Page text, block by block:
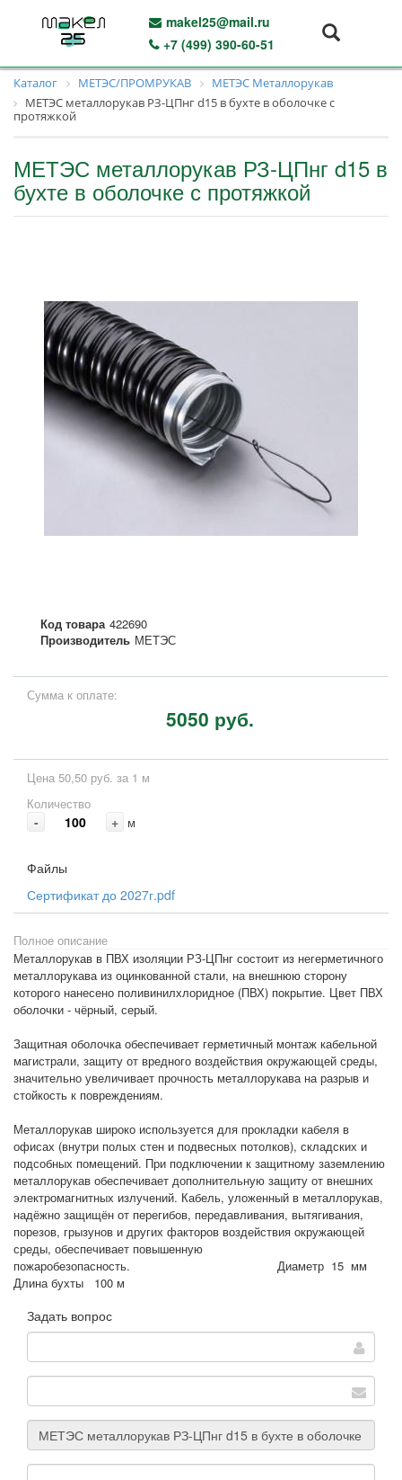
makel25@mail.ru
+7 (499) 390-60-51
Каталог МЕТЭС/ПРОМРУКАВ
МЕТЭС Металлорукав
МЕТЭС металлорукав РЗ-ЦПнг d15 в бухте в оболочке с
протяжкой
МЕТЭС металлорукав РЗ-ЦПнг d15 в
бухте в оболочке с протяжкой
Код товара 422690
Производитель МЕТЭС
Сумма к оплате:
5050 руб.
Цена 50,50 руб. за 1 м
Количество
- + м
Файлы
Сертификат до 2027г.pdf
Полное описание
Металлорукав в ПВХ изоляции РЗ-ЦПнг состоит из негерметичного
металлорукава из оцинкованной стали, на внешнюю сторону
которого нанесено поливинилхлоридное (ПВХ) покрытие. Цвет ПВХ
оболочки - чёрный, серый.
Защитная оболочка обеспечивает герметичный монтаж кабельной
магистрали, защиту от вредного воздействия окружающей среды,
значительно увеличивает прочность металлорукава на разрыв и
стойкость к повреждениям.
Металлорукав широко используется для прокладки кабеля в
офисах (внутри полых стен и подвесных потолков), складских и
подсобных помещений. При подключении к защитному заземлению
металлорукав обеспечивает дополнительную защиту от внешних
электромагнитных излучений. Кабель, уложенный в металлорукав,
надёжно защищён от перегибов, передавливания, вытягивания,
порезов, грызунов и других факторов воздействия окружающей
среды, обеспечивает повышенную
пожаробезопасность. Диаметр 15 мм
Длина бухты 100 м
Задать вопрос